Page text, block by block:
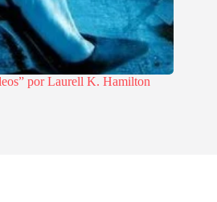
por Laurell K. Hamilton